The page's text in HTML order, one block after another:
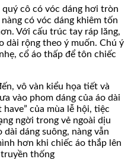
cô có vóc dáng hơi tròn
nàng có vóc dáng khiêm tốn
Với cấu trúc tay ráp lăng,
dài rộng theo ý muốn. Chú ý
cổ áo thấp để tôn chiếc
vô vàn kiểu họa tiết và
vào phom dáng của áo dài
của mùa lễ hội, tiệc
ngời trong vẻ ngoài dịu
dài dáng suông, nàng vẫn
hơn khi chiếc áo thắp lên
thống